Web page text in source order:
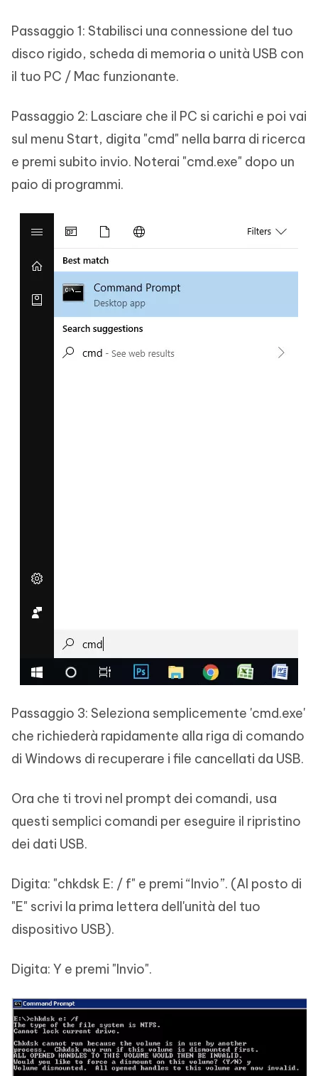
Passaggio 1: Stabilisci una connessione del tuo
disco rigido, scheda di memoria o unità USB con
il tuo PC / Mac funzionante.
Passaggio 2: Lasciare che il PC si carichi e poi vai
sul menu Start, digita "cmd" nella barra di ricerca
e premi subito invio. Noterai "cmd.exe" dopo un
paio di programmi.
Passaggio 3: Seleziona semplicemente 'cmd.exe'
che richiederà rapidamente alla riga di comando
di Windows di recuperare i file cancellati da USB.
Ora che ti trovi nel prompt dei comandi, usa
questi semplici comandi per eseguire il ripristino
dei dati USB.
Digita: "chkdsk E: / f" e premi “Invio”. (Al posto di
"E" scrivi la prima lettera dell'unità del tuo
dispositivo USB).
Digita: Y e premi "Invio".